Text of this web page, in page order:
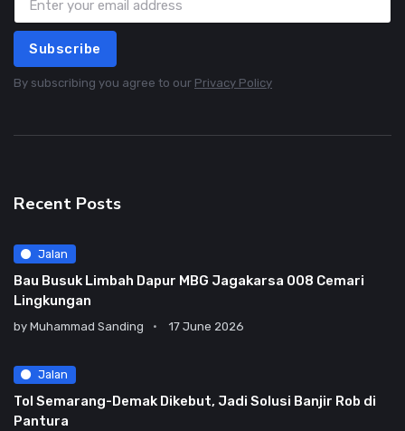
Subscribe
By subscribing you agree to our Privacy Policy
Recent Posts
Jalan
Bau Busuk Limbah Dapur MBG Jagakarsa 008 Cemari
Lingkungan
by Muhammad Sanding 17 June 2026
Jalan
Tol Semarang-Demak Dikebut, Jadi Solusi Banjir Rob di
Pantura